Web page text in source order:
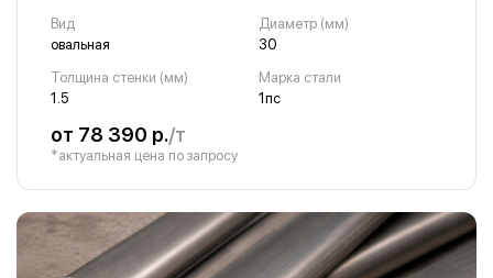
Вид
овальная
Диаметр (мм)
30
Толщина стенки (мм)
1.5
Марка стали
1пс
от 78 390 р./т
*актуальная цена по запросу